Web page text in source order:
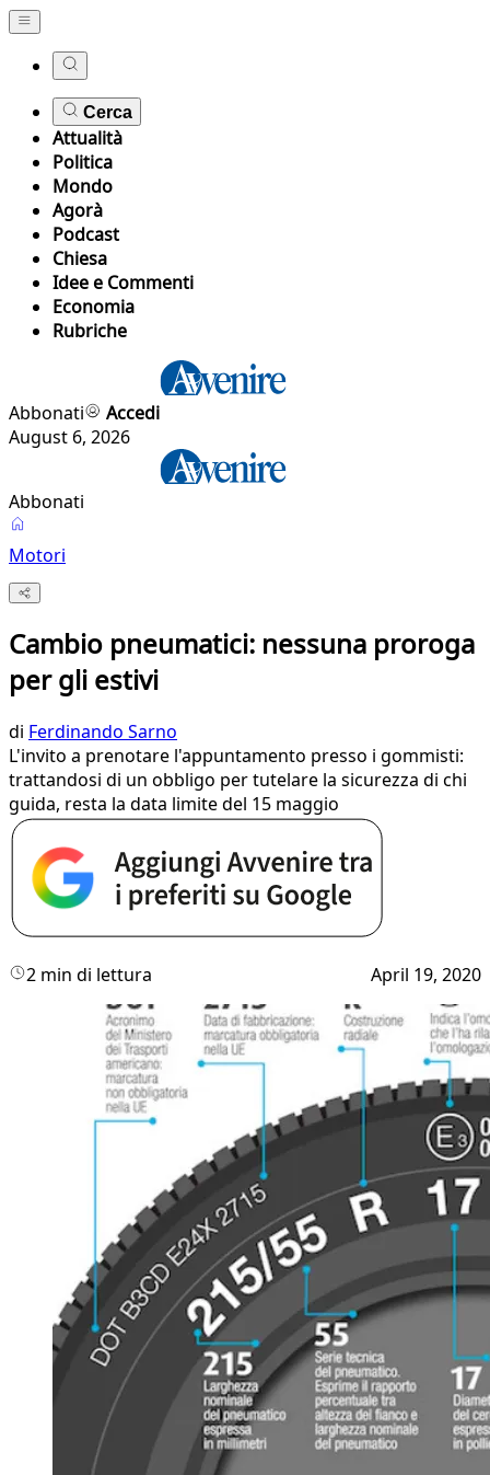
Cerca
Attualità
Politica
Mondo
Agorà
Podcast
Chiesa
Idee e Commenti
Economia
Rubriche
Abbonati
Accedi
August 6, 2026
Abbonati
Motori
Cambio pneumatici: nessuna proroga
per gli estivi
di Ferdinando Sarno
L'invito a prenotare l'appuntamento presso i gommisti:
trattandosi di un obbligo per tutelare la sicurezza di chi
guida, resta la data limite del 15 maggio
2 min di lettura April 19, 2020